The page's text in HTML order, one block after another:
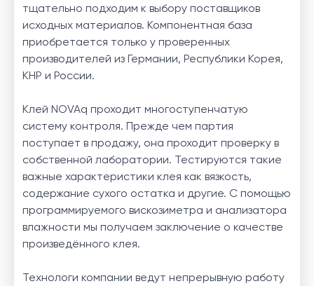
тщательно подходим к выбору поставщиков
исходных материалов. Компонентная база
приобретается только у проверенных
производителей из Германии, Республики Корея,
КНР и России.
Клей NOVAq проходит многоступенчатую
систему контроля. Прежде чем партия
поступает в продажу, она проходит проверку в
собственной лаборатории. Тестируются такие
важные характеристики клея как вязкость,
содержание сухого остатка и другие. С помощью
программируемого вискозиметра и анализатора
влажности мы получаем заключение о качестве
произведённого клея.
Технологи компании ведут непрерывную работу